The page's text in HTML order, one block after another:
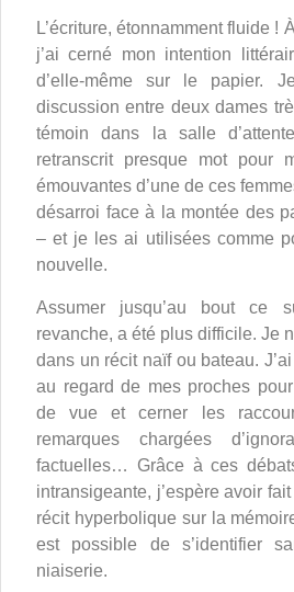
L’écriture, étonnamment fluide !
j’ai cerné mon intention
d’elle-même sur le papier.
discussion entre deux dames
témoin dans la salle
retranscrit presque mot pour
émouvantes d’une de ces
désarroi face à la montée des
– et je les ai utilisées comme
nouvelle.
Assumer jusqu’au bout ce
revanche, a été plus difficile. Je
dans un récit naïf ou bateau.
au regard de mes proches
de vue et cerner les
remarques chargées
factuelles… Grâce à ces
intransigeante, j’espère avoir
récit hyperbolique sur la
est possible de s’identifier
niaiserie.